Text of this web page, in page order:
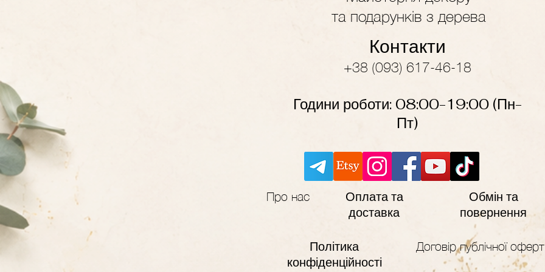
та подарунків з дерева
Контакти
+38 (093) 617-46-18
Години роботи: 08:00-19:00 (Пн-
Пт)
Про нас
Оплата та
доставка
Обмін та
повернення
Політика
конфіденційності
Договір публічної